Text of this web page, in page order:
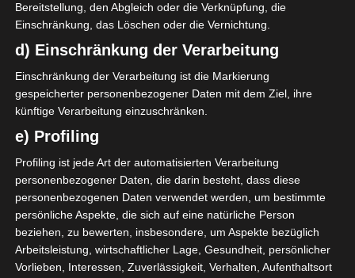
Für die Nutzung von Google Adsense (Google Ireland Limited,
Gordon House, Barrow Street, Dublin, D04 E5W5, Ireland)
benötigen wir laut DSGVO Ihre Zustimmung. Es werden seitens
Google Adsense personenbezogene Daten erhoben,
verarbeitet und gespeichert. Welche Daten genau entnehmen
Sie bitte den Datenschutzbedingungen.
Google Adsenseist deaktiviert.
Sonntag, der 6. November 2022:Es fanden drei
Spiele statt. In der Gruppe A unterlag Stade Tunisien
zuhause gegen CA Bizertin mit 0:1. In der Gruppe B
fanden zwei Spiele statt. EO Sidi Bouzid und AS
Bereitstellung, den Abgleich oder die Verknüpfung, die
Einschränkung, das Löschen oder die Vernichtung.
d) Einschränkung der Verarbeitung
Einschränkung der Verarbeitung ist die Markierung
gespeicherter personenbezogener Daten mit dem Ziel, ihre
künftige Verarbeitung einzuschränken.
e) Profiling
Profiling ist jede Art der automatisierten Verarbeitung
personenbezogener Daten, die darin besteht, dass diese
personenbezogenen Daten verwendet werden, um bestimmte
persönliche Aspekte, die sich auf eine natürliche Person
beziehen, zu bewerten, insbesondere, um Aspekte bezüglich
Arbeitsleistung, wirtschaftlicher Lage, Gesundheit, persönlicher
Vorlieben, Interessen, Zuverlässigkeit, Verhalten, Aufenthaltsort